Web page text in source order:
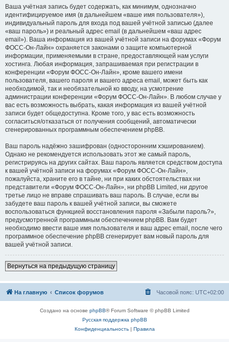
Ваша учётная запись будет содержать, как минимум, однозначно
идентифицируемое имя (в дальнейшем «ваше имя пользователя»),
индивидуальный пароль для входа под вашей учётной записью (далее
«ваш пароль») и реальный адрес email (в дальнейшем «ваш адрес
email»). Ваша информация из вашей учётной записи на форумах «Форум
ФОСС-Он-Лайн» охраняется законами о защите компьютерной
информации, применяемыми в стране, предоставляющей нам услуги
хостинга. Любая информация, запрашиваемая при регистрации в
конференции «Форум ФОСС-Он-Лайн», кроме вашего имени
пользователя, вашего пароля и вашего адреса email, может быть как
необходимой, так и необязательной ко вводу, на усмотрение
администрации конференции «Форум ФОСС-Он-Лайн». В любом случае у
вас есть возможность выбрать, какая информация из вашей учётной
записи будет общедоступна. Кроме того, у вас есть возможность
согласиться/отказаться от получения сообщений, автоматически
сгенерированных программным обеспечением phpBB.
Ваш пароль надёжно зашифрован (односторонним хэшированием).
Однако не рекомендуется использовать этот же самый пароль,
регистрируясь на других сайтах. Ваш пароль является средством доступа
к вашей учётной записи на форумах «Форум ФОСС-Он-Лайн»,
пожалуйста, храните его в тайне, ни при каких обстоятельствах ни
представители «Форум ФОСС-Он-Лайн», ни phpBB Limited, ни другое
третье лицо не вправе спрашивать ваш пароль. В случае, если вы
забудете ваш пароль к вашей учётной записи, вы сможете
воспользоваться функцией восстановления пароля «Забыли пароль?»,
предусмотренной программным обеспечением phpBB. Вам будет
необходимо ввести ваше имя пользователя и ваш адрес email, после чего
программное обеспечение phpBB сгенерирует вам новый пароль для
вашей учётной записи.
Вернуться на предыдущую страницу
На главную Список форумов Часовой пояс: UTC+02:00
Создано на основе phpBB® Forum Software © phpBB Limited
Русская поддержка phpBB
Конфиденциальность| Правила